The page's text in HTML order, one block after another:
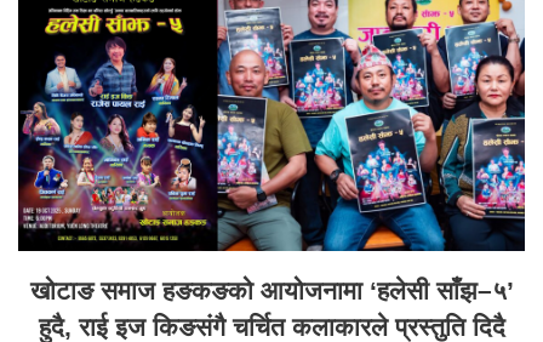
खोटाङ समाज हङकङको आयोजनामा ‘हलेसी साँझ–५’
हुदै, राई इज किङसंगै चर्चित कलाकारले प्रस्तुति दिदै